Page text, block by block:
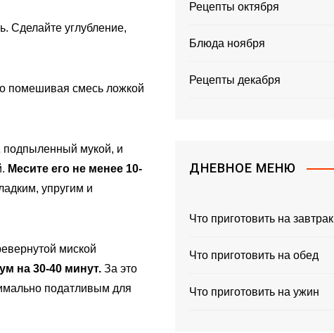
Сделайте углубление,
помешивая смесь ложкой
подпыленный мукой, и
Месите его не менее 10-
упругим и
миской
на 30-40 минут. За это
податливым для
Рецепты октября
Блюда ноября
Рецепты декабря
ДНЕВНОЕ МЕНЮ
Что приготовить на завтрак
Что приготовить на обед
Что приготовить на ужин